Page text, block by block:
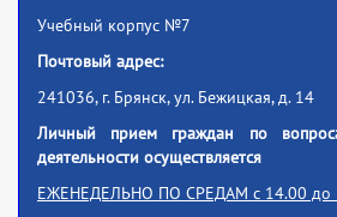
Учебный корпус №7
Почтовый адрес:
241036, г. Брянск, ул. Бежицкая, д. 14
Личный прием граждан по
деятельности осуществляется
ЕЖЕНЕДЕЛЬНО ПО СРЕДАМ с 14.00 до